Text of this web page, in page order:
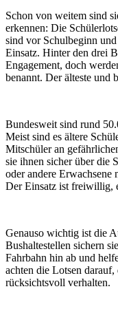
Schon von weitem sind
erkennen: Die
sind vor Schulbeginn
Einsatz. Hinter den drei
Engagement, doch
benannt. Der älteste und
Bundesweit sind rund
Meist sind es ältere
Mitschüler an
sie ihnen sicher über die
oder andere Erwachsene
Der Einsatz ist freiwillig,
Genauso wichtig ist die
Bushaltestellen sichern
Fahrbahn hin ab und
achten die Lotsen
rücksichtsvoll verhalten.